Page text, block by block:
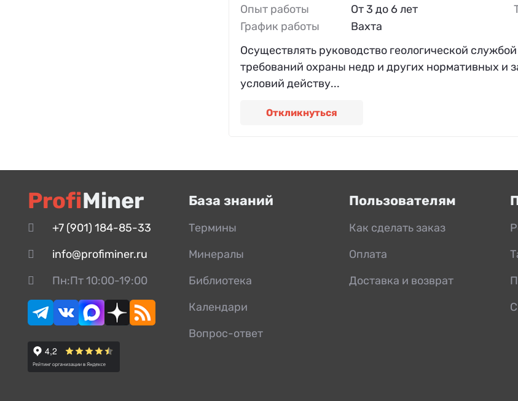
Опыт работы
От 3 до 6 лет
График работы
Вахта
Осуществлять руководство геологической
требований охраны недр и других нормативных и
условий действу...
Откликнуться
ProfiMiner
+7 (901) 184-85-33
info@profiminer.ru
Пн:Пт 10:00-19:00
База знаний
Термины
Минералы
Библиотека
Календари
Вопрос-ответ
Пользователям
Как сделать заказ
Оплата
Доставка и возврат